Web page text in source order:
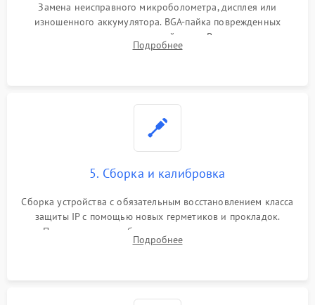
Замена неисправного микроболометра, дисплея или
изношенного аккумулятора. BGA-пайка поврежденных
контроллеров на материнской плате. Восстановление
разъемов и кнопок, замена поврежденных элементов
Подробнее
5. Сборка и калибровка
Сборка устройства с обязательным восстановлением класса
защиты IP с помощью новых герметиков и прокладок.
Программная калибровка матрицы по эталонному
абсолютно черному телу для точного измерения температур.
Подробнее